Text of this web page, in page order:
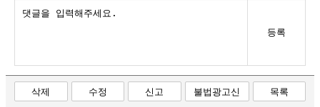
등록
삭제 수정 신고
불법광고신
목록